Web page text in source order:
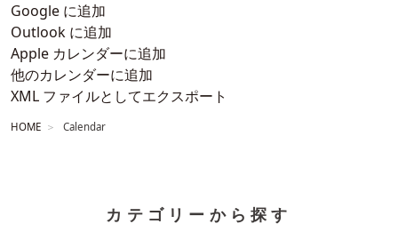
Google に追加
Outlook に追加
Apple カレンダーに追加
他のカレンダーに追加
XML ファイルとしてエクスポート
HOME Calendar
カテゴリーから探す